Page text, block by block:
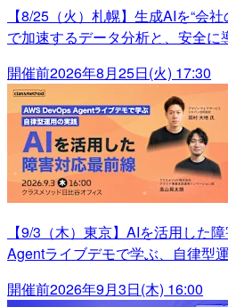
【8/25（火）札幌】生成AIを“会
で加速するデータ分析と、安全に
開催前2026年8月25日(火) 17:30
【9/3（木）東京】AIを活用した
Agentライブデモで学ぶ、自律型
開催前2026年9月3日(木) 16:00